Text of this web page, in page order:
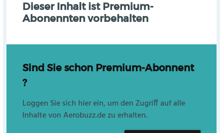
Dieser Inhalt ist Premium-
Abonennten vorbehalten
Sind Sie schon Premium-Abonnent
?
Loggen Sie sich hier ein, um den Zugriff auf alle
Inhalte von Aerobuzz.de zu erhalten.